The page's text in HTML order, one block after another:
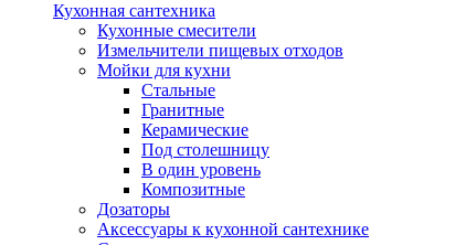
Кухонная сантехника
Кухонные смесители
Измельчители пищевых отходов
Мойки для кухни
Стальные
Гранитные
Керамические
Под столешницу
В один уровень
Композитные
Дозаторы
Аксессуары к кухонной сантехнике